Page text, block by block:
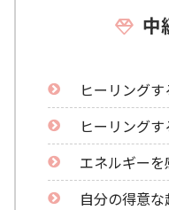
ヒーリング
ヒーリング
エネルギー
自分の得意